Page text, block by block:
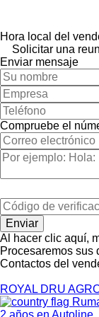
Hora local del
Solicitar una
Enviar mensaje
Compruebe el
Al hacer clic aquí,
Procesaremos sus
Contactos del
ROYAL DRU
2 años en Autoline